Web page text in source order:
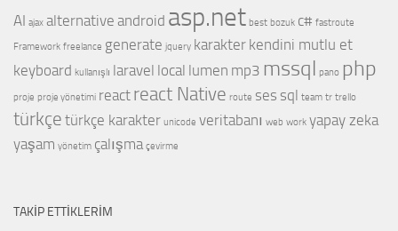
AI ajax alternative android asp.net best bozuk c# fastroute
Framework freelance generate jquery karakter kendini mutlu et
keyboard kullanışlı laravel local lumen mp3 mssql pano php
proje proje yönetimi react react Native route ses sql team tr trello
türkçe türkçe karakter unicode veritabanı web work yapay zeka
yaşam yönetim çalışma çevirme
TAKIP ETTIKLERIM